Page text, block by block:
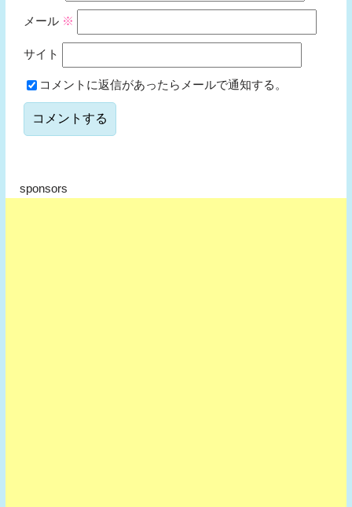
メール ※
サイト
コメントに返信があったらメールで通知する。
sponsors